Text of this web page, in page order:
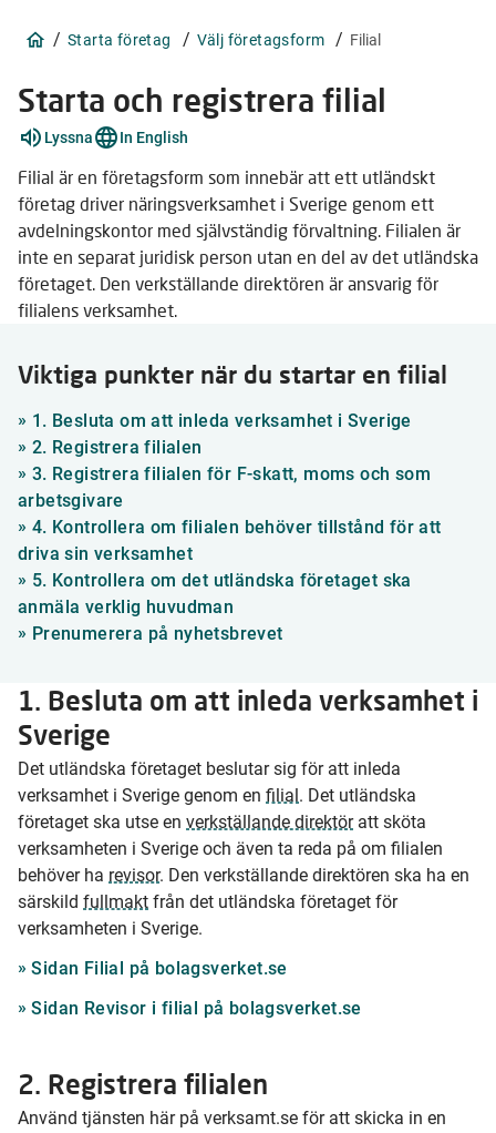
/ Starta företag / Välj företagsform / Filial
Starta och registrera filial
Förklara
ord
stycken
Lyssna In English
Filial är en företagsform som innebär att ett utländskt
företag driver näringsverksamhet i Sverige genom ett
avdelningskontor med självständig förvaltning. Filialen är
inte en separat juridisk person utan en del av det utländska
företaget. Den verkställande direktören är ansvarig för
filialens verksamhet.
Viktiga punkter när du startar en filial
» 1. Besluta om att inleda verksamhet i Sverige
» 2. Registrera filialen
» 3. Registrera filialen för F-skatt, moms och som
arbetsgivare
» 4. Kontrollera om filialen behöver tillstånd för att
driva sin verksamhet
» 5. Kontrollera om det utländska företaget ska
anmäla verklig huvudman
» Prenumerera på nyhetsbrevet
1. Besluta om att inleda verksamhet i
Sverige
Det utländska företaget beslutar sig för att inleda
verksamhet i Sverige genom en filial. Det utländska
företaget ska utse en verkställande direktöratt sköta
verksamheten i Sverige och även ta reda på om filialen
behöver ha revisor. Den verkställande direktören ska ha en
särskild fullmakt från det utländska företaget för
verksamheten i Sverige.
Sidan Filial på bolagsverket.se
Sidan Revisor i filial på bolagsverket.se
2. Registrera filialen
Använd tjänsten här på verksamt.se för att skicka in en